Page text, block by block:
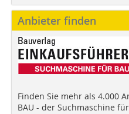
Anbieter finden
Finden Sie mehr als 4.000
BAU - der Suchmaschine